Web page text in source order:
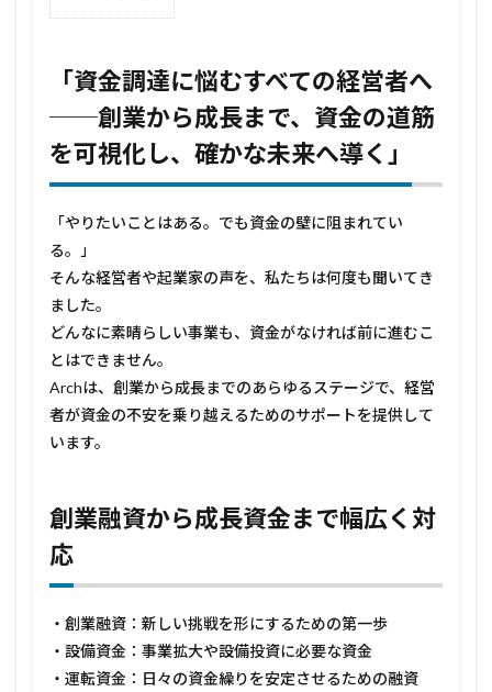
達に
悩む
経営
者へ
──
から
成長
ま
で、
資金
の道
可視
化
し、
確か
な未
く」
創業
融資
成長
資金
まで
幅広
「資金調達に悩むすべての経営者へ
──創業から成長まで、資金の道筋
を可視化し、確かな未来へ導く」
「やりたいことはある。でも資金の壁に阻まれてい
る。」
そんな経営者や起業家の声を、私たちは何度も聞いてき
ました。
どんなに素晴らしい事業も、資金がなければ前に進むこ
とはできません。
Archは、創業から成長までのあらゆるステージで、経営
者が資金の不安を乗り越えるためのサポートを提供して
います。
創業融資から成長資金まで幅広く対
応
・創業融資：新しい挑戦を形にするための第一歩
・設備資金：事業拡大や設備投資に必要な資金
・運転資金：日々の資金繰りを安定させるための融資